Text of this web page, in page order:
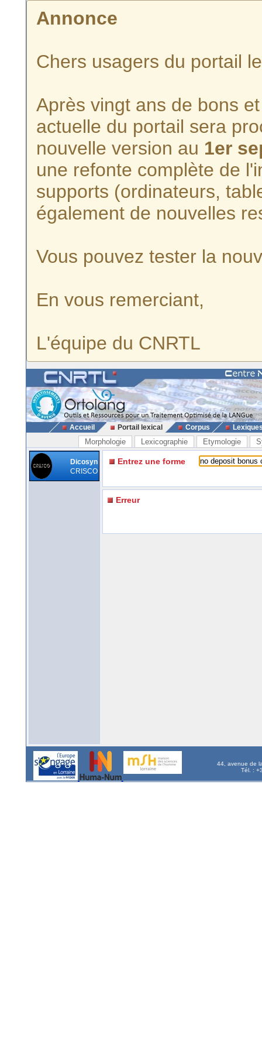
Annonce
Chers usagers du portail
Après vingt ans de bons
actuelle du portail sera
nouvelle version au 1er
une refonte complète de
supports (ordinateurs,
également de nouvelles
Vous pouvez tester la
En vous remerciant,
L'équipe du CNRTL
Accueil Portail lexical Corpus
Morphologie Lexicographie Etymologie
Dicosyn
CRISCO
Entrez une forme
Erreur
44, avenue de
Tél. :